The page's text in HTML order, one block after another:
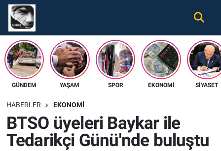
GÜNDEM YAŞAM SPOR EKONOMI SIYASET
HABERLER EKONOMI
BTSO üyeleri Baykar ile
Tedarikçi Günü'nde buluştu
Gündem
Ekonomi
Spor
Tüm Haberler
Nöbetçi Eczaneler
Hava Durumu
Namaz Vakitleri
Süper Lig Puan Durumu ve Fikstür